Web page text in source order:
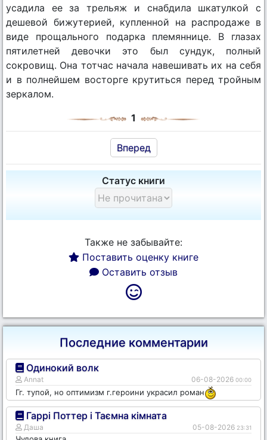
усадила ее за трельяж и снабдила шкатулкой с
дешевой бижутерией, купленной на распродаже в
виде прощального подарка племяннице. В глазах
пятилетней девочки это был сундук, полный
сокровищ. Она тотчас начала навешивать их на себя
и в полнейшем восторге крутиться перед тройным
зеркалом.
1
Вперед
Статус книги
Также не забывайте:
Поставить оценку книге
Оставить отзыв
Последние комментарии
Одинокий волк
Annat 06-08-2026 00:00
Гг. тупой, но оптимизм г.героини украсил роман
Гаррі Поттер і Таємна кімната
Даша 05-08-2026 23:31